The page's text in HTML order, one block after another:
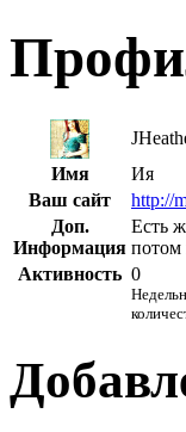
Имя
Ия
Ваш сайт
http://
Доп.
Информация
Есть
потом
Активность 0